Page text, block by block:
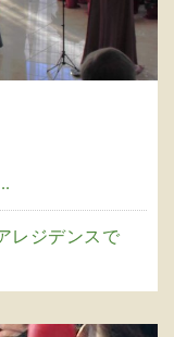
レジデンスで